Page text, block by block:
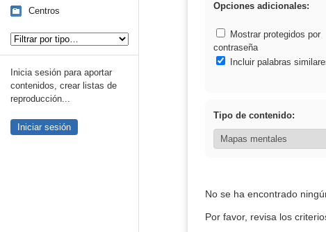
Centros
Inicia sesión para aportar
contenidos, crear listas de
reproducción...
Iniciar sesión
Opciones adicionales:
Mostrar protegidos por
contraseña
Incluir palabras
Tipo de contenido:
No se ha encontrado
Por favor, revisa los